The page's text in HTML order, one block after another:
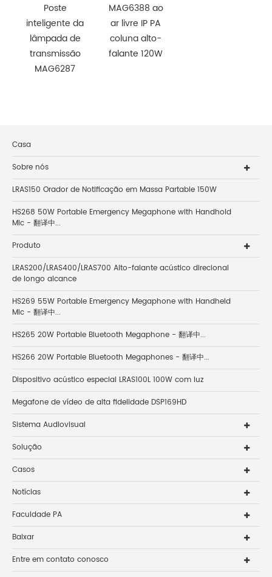
Poste
inteligente da
lâmpada de
transmissão
MAG6287
MAG6388 ao
ar livre IP PA
coluna alto-
falante 120W
Casa
Sobre nós
LRAS150 Orador de Notificação em Massa Partable 150W
HS268 50W Portable Emergency Megaphone with Handhold
Mic - 翻译中...
Produto
LRAS200/LRAS400/LRAS700 Alto-falante acústico direcional
de longo alcance
HS269 55W Portable Emergency Megaphone with Handheld
Mic - 翻译中...
HS265 20W Portable Bluetooth Megaphone - 翻译中...
HS266 20W Portable Bluetooth Megaphones - 翻译中...
Dispositivo acústico especial LRAS100L 100W com luz
Megafone de vídeo de alta fidelidade DSP169HD
Sistema Audiovisual
Solução
Casos
Notícias
Faculdade PA
Baixar
Entre em contato conosco